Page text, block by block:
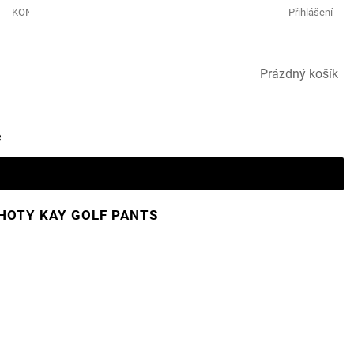
KONTAKTY GOLF & LEISURE Přihlášení
NÁKUPNÍ
Prázdný košík
KAY GOLF PANTS